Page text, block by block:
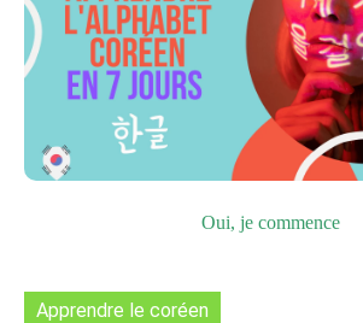
Oui, je commence
Apprendre le coréen